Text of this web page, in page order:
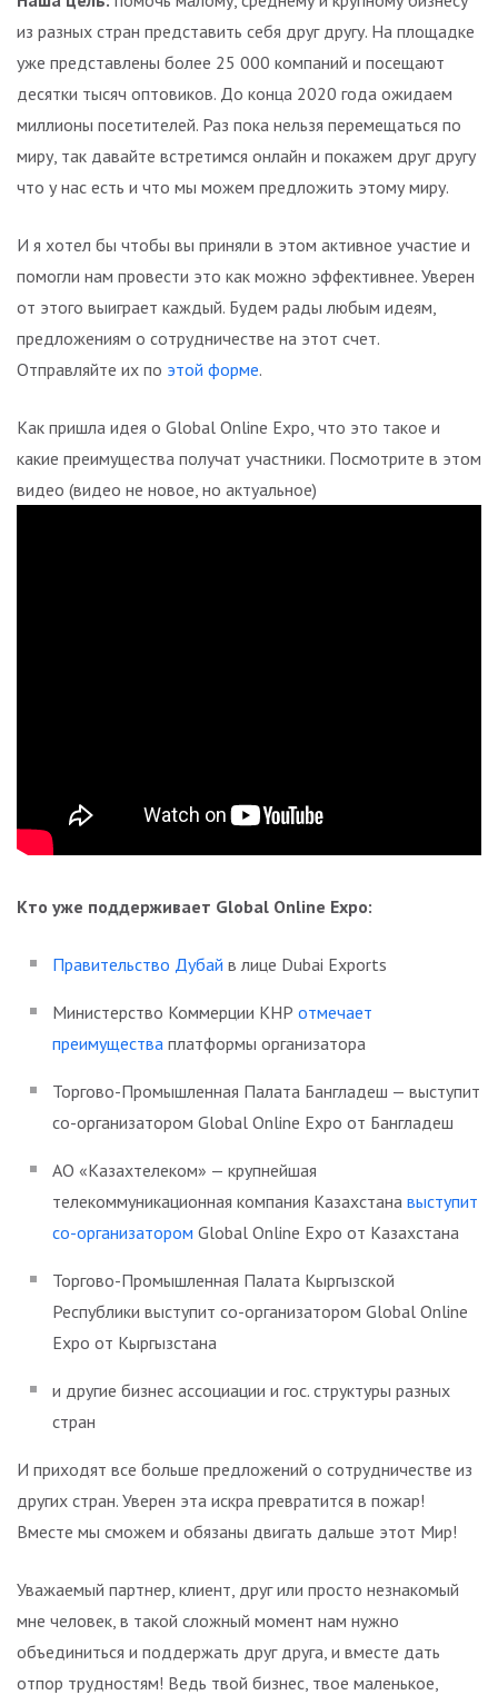
из разных стран представить себя друг другу. На площадке
уже представлены более 25 000 компаний и посещают
десятки тысяч оптовиков. До конца 2020 года ожидаем
миллионы посетителей. Раз пока нельзя перемещаться по
миру, так давайте встретимся онлайн и покажем друг другу
что у нас есть и что мы можем предложить этому миру.
И я хотел бы чтобы вы приняли в этом активное участие и
помогли нам провести это как можно эффективнее. Уверен
от этого выиграет каждый. Будем рады любым идеям,
предложениям о сотрудничестве на этот счет.
Отправляйте их по этой форме.
Как пришла идея о Global Online Expo, что это такое и
какие преимущества получат участники. Посмотрите в этом
видео (видео не новое, но актуальное)
Кто уже поддерживает Global Online Expo:
Правительство Дубай в лице Dubai Exports
Министерство Коммерции КНР отмечает
преимущества платформы организатора
Торгово-Промышленная Палата Бангладеш — выступит
со-организатором Global Online Expo от Бангладеш
АО «Казахтелеком» — крупнейшая
телекоммуникационная компания Казахстана выступит
со-организатором Global Online Expo от Казахстана
Торгово-Промышленная Палата Кыргызской
Республики выступит со-организатором Global Online
Expo от Кыргызстана
и другие бизнес ассоциации и гос. структуры разных
стран
И приходят все больше предложений о сотрудничестве из
других стран. Уверен эта искра превратится в пожар!
Вместе мы сможем и обязаны двигать дальше этот Мир!
Уважаемый партнер, клиент, друг или просто незнакомый
мне человек, в такой сложный момент нам нужно
объединиться и поддержать друг друга, и вместе дать
отпор трудностям! Ведь твой бизнес, твое маленькое,